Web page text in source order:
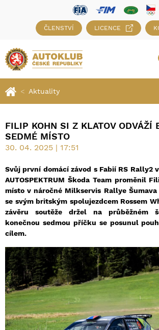
ČLENSTVÍ LICENCE
Aktuality
FILIP KOHN SI Z KLATOV ODVÁŽÍ
SEDMÉ MÍSTO
30. 04. 2025 | 17:51
Svůj první domácí závod s Fabií RS Rally2
AUTOSPEKTRUM Škoda Team proměnil
místo v náročné Milkservis Rallye
se svým britským spolujezdcem Rossem
závěru soutěže držel na průběžném
konečnou sedmou příčku se posunul
cílem.